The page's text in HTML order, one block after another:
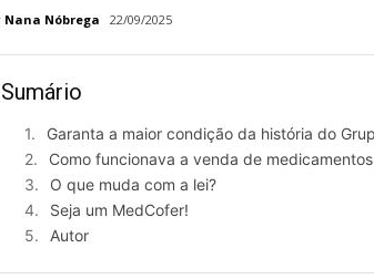
Nana Nóbrega 22/09/2025
Sumário
Garanta a maior condição da história do
Como funcionava a venda de
O que muda com a lei?
Seja um MedCofer!
Autor